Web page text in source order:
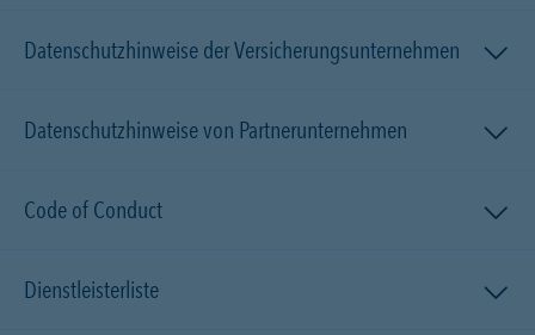
Datenschutzhinweise der Versicherungsunternehmen
Datenschutzhinweise von Partnerunternehmen
Code of Conduct
Dienstleisterliste